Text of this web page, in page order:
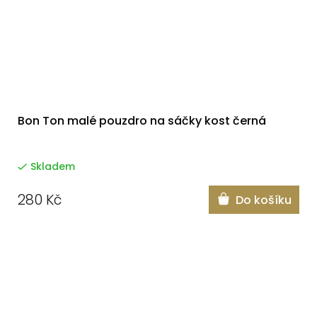
Bon Ton malé pouzdro na sáčky kost černá
Skladem
280 Kč Do košíku